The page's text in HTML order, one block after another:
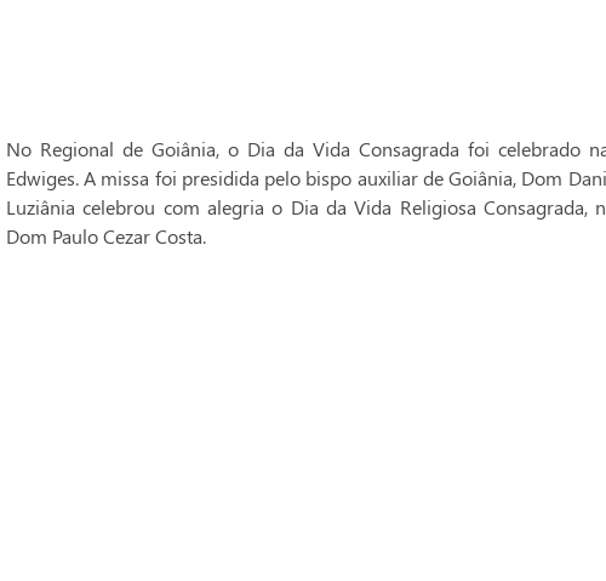
No Regional de Goiânia, o Dia da Vida Consagrada foi celebrado
Edwiges. A missa foi presidida pelo bispo auxiliar de Goiânia, Dom
Luziânia celebrou com alegria o Dia da Vida Religiosa Consagrada,
Dom Paulo Cezar Costa.